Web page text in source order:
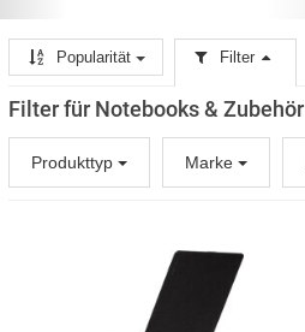
Popularität Filter
Filter für Notebooks & Zubehör
Produkttyp Marke